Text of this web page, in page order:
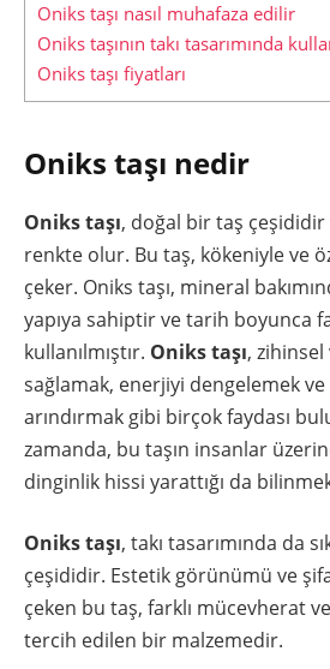
Oniks taşı nasıl muhafaza edilir
Oniks taşının takı tasarımında
Oniks taşı fiyatları
Oniks taşı nedir
Oniks taşı, doğal bir taş çeşididir
renkte olur. Bu taş, kökeniyle ve
çeker. Oniks taşı, mineral
yapıya sahiptir ve tarih boyunca
kullanılmıştır. Oniks taşı,
sağlamak, enerjiyi dengelemek
arındırmak gibi birçok faydası
zamanda, bu taşın insanlar
dinginlik hissi yarattığı da
Oniks taşı, takı tasarımında da
çeşididir. Estetik görünümü ve
çeken bu taş, farklı mücevherat
tercih edilen bir malzemedir.